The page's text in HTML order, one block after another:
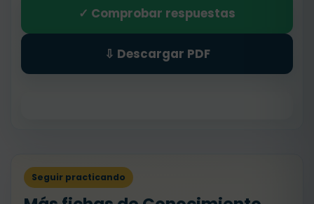
✓ Comprobar respuestas
⇩ Descargar PDF
Seguir practicando